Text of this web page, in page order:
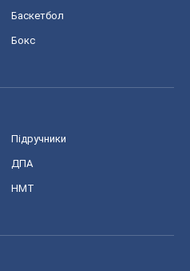
Баскетбол
Бокс
Підручники
ДПА
НМТ